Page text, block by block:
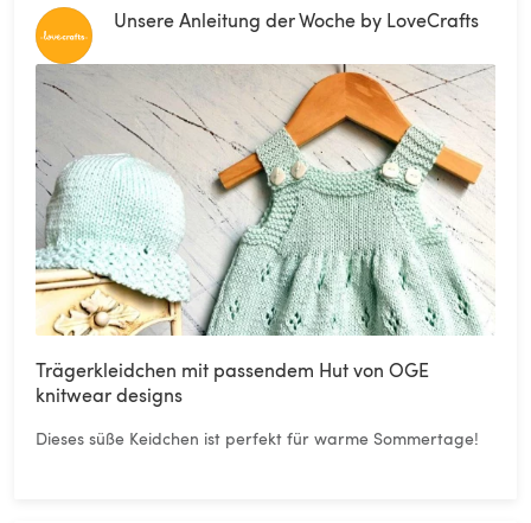
Unsere Anleitung der Woche by LoveCrafts
Trägerkleidchen mit passendem Hut von OGE
knitwear designs
Dieses süße Keidchen ist perfekt für warme Sommertage!